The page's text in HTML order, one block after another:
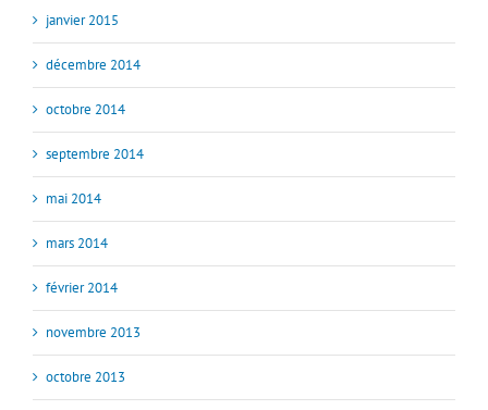
janvier 2015
décembre 2014
octobre 2014
septembre 2014
mai 2014
mars 2014
février 2014
novembre 2013
octobre 2013